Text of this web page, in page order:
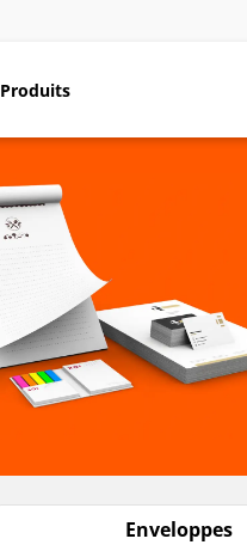
Produits
Enveloppes